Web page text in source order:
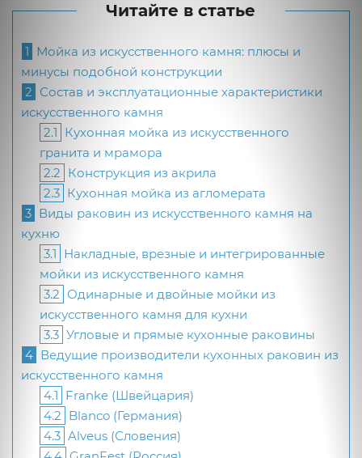
Читайте в статье
1 Мойка из искусственного камня: плюсы и
минусы подобной конструкции
2 Состав и эксплуатационные характеристики
искусственного камня
2.1 Кухонная мойка из искусственного
гранита и мрамора
2.2 Конструкция из акрила
2.3 Кухонная мойка из агломерата
3 Виды раковин из искусственного камня на
кухню
3.1 Накладные, врезные и интегрированные
мойки из искусственного камня
3.2 Одинарные и двойные мойки из
искусственного камня для кухни
3.3 Угловые и прямые кухонные раковины
4 Ведущие производители кухонных раковин из
искусственного камня
4.1 Franke (Швейцария)
4.2 Blanco (Германия)
4.3 Alveus (Словения)